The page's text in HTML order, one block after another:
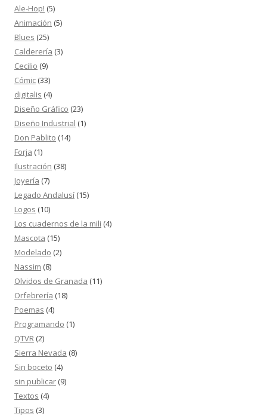
Ale-Hop! (5)
Animación (5)
Blues (25)
Calderería (3)
Cecilio (9)
Cómic (33)
digitalis (4)
Diseño Gráfico (23)
Diseño Industrial (1)
Don Pablito (14)
Forja (1)
Ilustración (38)
Joyería (7)
Legado Andalusí (15)
Logos (10)
Los cuadernos de la mili (4)
Mascota (15)
Modelado (2)
Nassim (8)
Olvidos de Granada (11)
Orfebrería (18)
Poemas (4)
Programando (1)
QTVR (2)
Sierra Nevada (8)
Sin boceto (4)
sin publicar (9)
Textos (4)
Tipos (3)